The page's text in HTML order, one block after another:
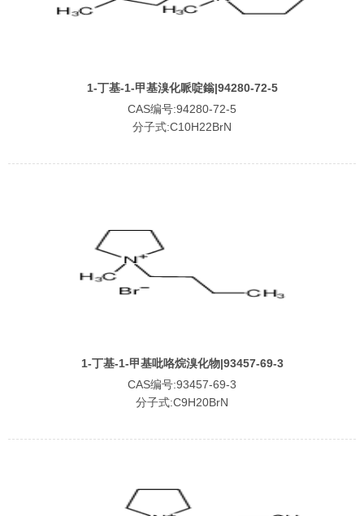
1-丁基-1-甲基溴化哌啶鎓|94280-72-5
CAS编号:94280-72-5
分子式:C10H22BrN
1-丁基-1-甲基吡咯烷溴化物|93457-69-3
CAS编号:93457-69-3
分子式:C9H20BrN